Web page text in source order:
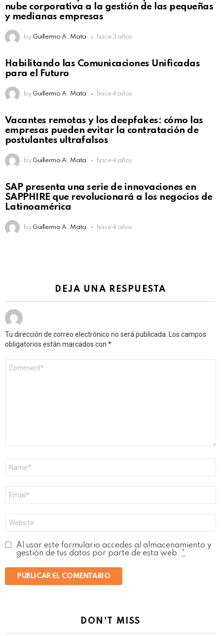
nube corporativa a la gestión de las pequeñas
y medianas empresas
by Guillermo A. Mata hace 3 años
Habilitando las Comunicaciones Unificadas
para el Futuro
by Guillermo A. Mata hace 4 años
Vacantes remotas y los deepfakes: cómo las
empresas pueden evitar la contratación de
postulantes ultrafalsos
by Guillermo A. Mata hace 4 años
SAP presenta una serie de innovaciones en
SAPPHIRE que revolucionará a los negocios de
Latinoamérica
by Guillermo A. Mata hace 4 años
DEJA UNA RESPUESTA
Tu dirección de correo electrónico no será publicada.
Los campos
obligatorios están marcados con *
electrónico
*
Al usar este formulario accedes al almacenamiento y
gestión de tus datos por parte de esta web.
DON'T MISS